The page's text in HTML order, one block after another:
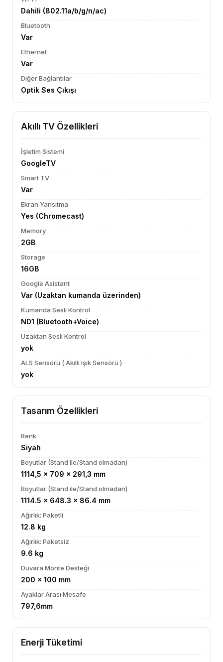
Dahili (802.11a/b/g/n/ac)
Bluetooth
Var
Ethernet
Var
Diğer Bağlantılar
Optik Ses Çıkışı
Akıllı TV Özellikleri
İşletim Sistemi
GoogleTV
Smart TV
Var
Ekran Yansıtma
Yes (Chromecast)
Memory
2GB
Storage
16GB
Google Asistant
Var (Uzaktan kumanda üzerinden)
Kumanda Sesli Kontrol
ND1 (Bluetooth+Voice)
Uzaktan Sesli Kontrol
yok
ALS Sensörü ( Akıllı Işık Sensörü )
yok
Tasarım Özellikleri
Renk
Siyah
Boyutlar (Stand ile/Stand olmadan)
1114,5 x 709 x 291,3 mm
Boyutlar (Stand ile/Stand olmadan)
1114.5 x 648.3 x 86.4 mm
Ağırlık: Paketli
12.8 kg
Ağırlık: Paketsiz
9.6 kg
Duvara Monte Desteği
200 x 100 mm
Ayaklar Arası Mesafe
797,6mm
Enerji Tüketimi